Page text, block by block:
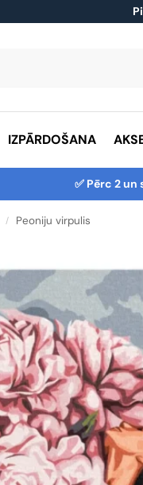
IZPĀRDOŠANA
✅ Pērc 2 un
/ Peoniju virpulis